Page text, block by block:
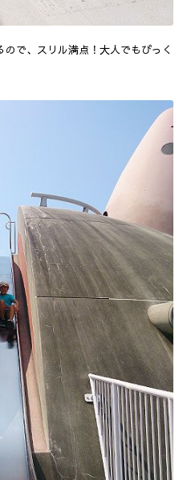
で、スリル満点！大人でもびっく